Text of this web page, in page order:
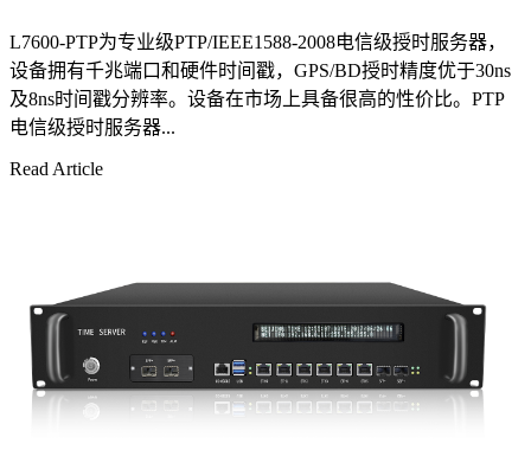
L7600-PTP为专业级PTP/IEEE1588-2008电信级授时服务器，
设备拥有千兆端口和硬件时间戳，GPS/BD授时精度优于30ns
及8ns时间戳分辨率。设备在市场上具备很高的性价比。PTP
电信级授时服务器...
Read Article